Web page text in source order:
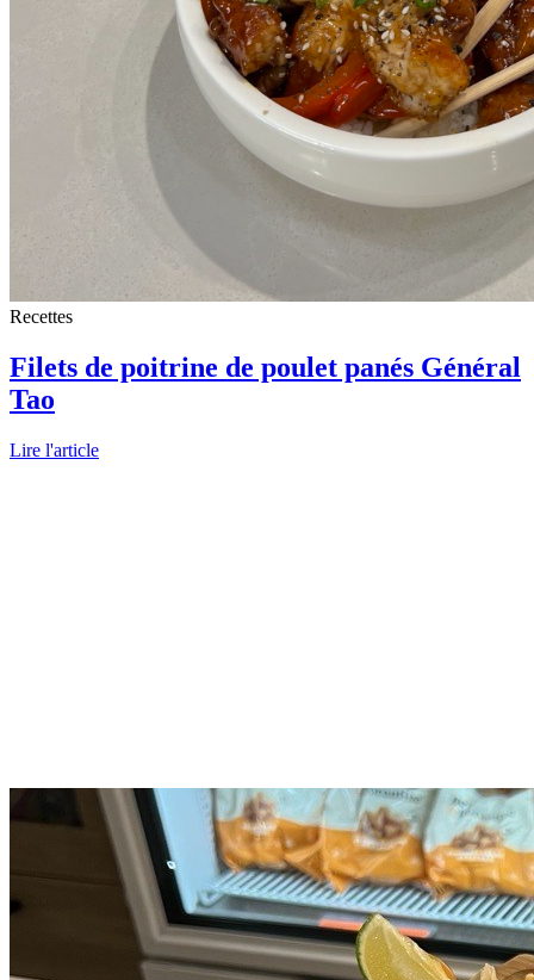
Recettes
Filets de poitrine de poulet panés Général
Tao
Lire l'article